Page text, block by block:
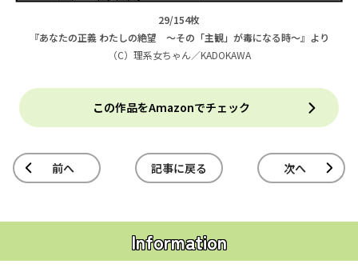
29/154枚
『あなたの正義 わたしの絶望 ～その「主観」が毒になる時～』より
（C）理系女ちゃん／KADOKAWA
この作品をAmazonでチェック
前へ 記事に戻る 次へ
Information